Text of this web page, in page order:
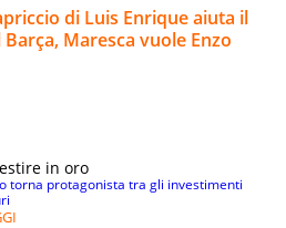
di Luis Enrique aiuta il
Maresca vuole Enzo
in oro
torna protagonista tra gli investimenti